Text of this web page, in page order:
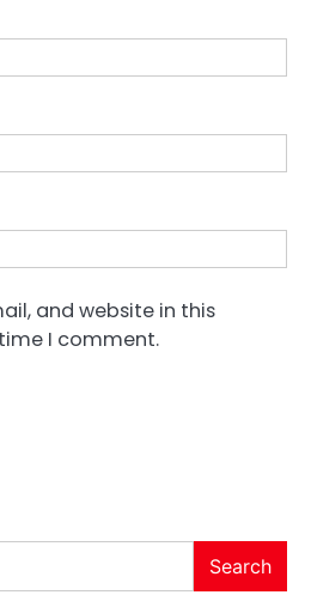
and website in this
I comment.
Search